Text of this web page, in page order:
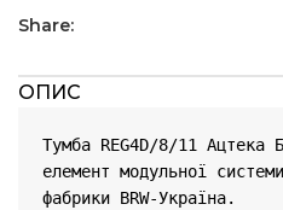
Share:
ОПИС
Тумба REG4D/8/11 Ацтека
елемент модульної
фабрики BRW-Україна.